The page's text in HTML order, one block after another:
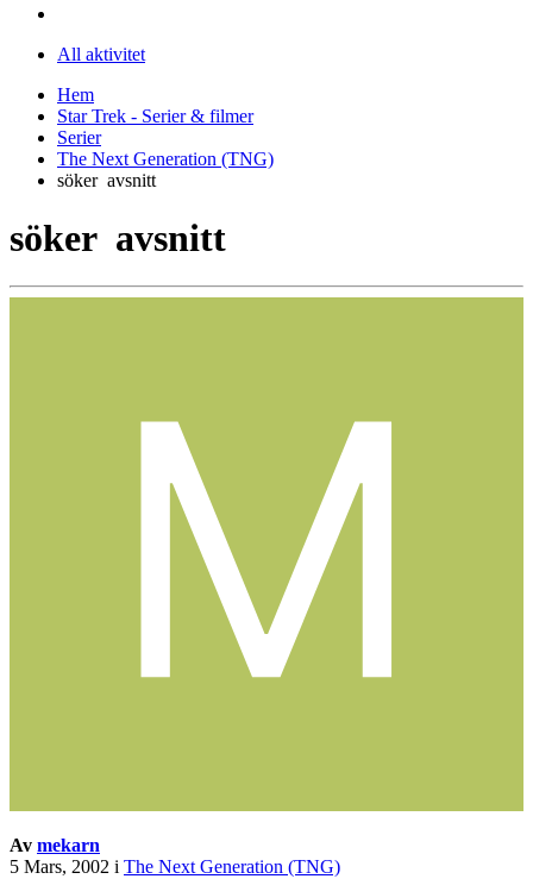
All aktivitet
Hem
Star Trek - Serier & filmer
Serier
The Next Generation (TNG)
söker avsnitt
söker avsnitt
Av mekarn
5 Mars, 2002 i The Next Generation (TNG)